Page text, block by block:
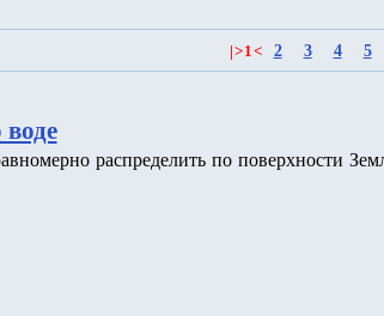
>1< 2 3 4 5
распределить по поверхности